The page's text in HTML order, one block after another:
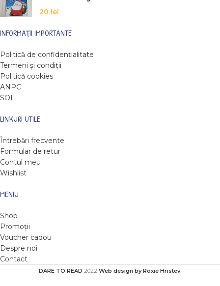
20 lei
INFORMAȚII IMPORTANTE
Politică de confidențialitate
Termeni și condiții
Politică cookies
ANPC
SOL
LINKURI UTILE
Întrebări frecvente
Formular de retur
Contul meu
Wishlist
MENIU
Shop
Promoții
Voucher cadou
Despre noi
Contact
DARE TO READ 2022 Web design by Roxie Hristev.